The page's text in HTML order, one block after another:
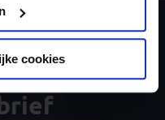
cookiesaan